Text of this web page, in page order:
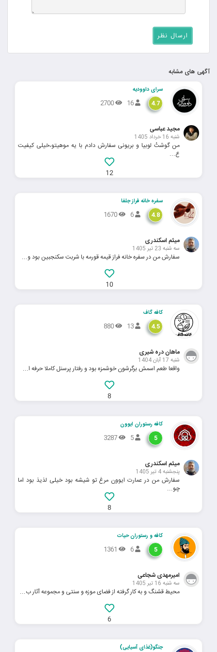
آگهی های مشابه
سرای داوودیه
4.7
مجید عباسی
شنبه 16 خرداد 1405
من گوشتُ لوبیا و بریونی سفارش دادم با یه موهیتو،خیلی کیفیت
ع...
12
سفره خانه فراز جلفا
4.8
میثم اسکندری
سه شنبه 23 تیر 1405
سفارش من در سفره خانه فراز قیمه قورمه با شربت سکنجبین بود و...
10
کافه گاف
4.5
ماهان دره شیری
شنبه 17 آبان 1404
واقعا طعم اسمش برگرشون خوشمزه بود و رفتار پرسنل کاملا حرفه ا...
8
کافه رستوران ایوون
5
میثم اسکندری
پنجشنبه 4 تیر 1405
سفارش من در عمارت ایوون مرغ تو شیشه بود خیلی لذیذ بود اما
چو...
8
کافه و رستوران حیات
5
امیرمهدی شجاعی
سه شنبه 16 تیر 1405
محیط قشنگ و به کار گرفته از فضای موزه و سنتی و مجموعه آثار ب...
6
جنگو(غذای آسیایی)